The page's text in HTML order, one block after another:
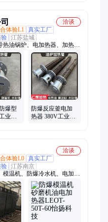
洽谈
体验L1 真实工厂
江苏盐城
热油锅炉、电加热器、加热
导热油加热器、模温机、空气
压缩空气加热器、加热包、电
、流体电加热器、防爆加热
热器、电加热炉、有机热载
爆型
业用
防爆反应釜电加
热器 380V工业级
洽谈
体验L0 真实工厂
江苏南京
温机、防爆冷水机、电加热
冻机、风冷式冷水机、风冷
水冷式冷水机、油温机、恒
温恒湿空调、蒸发冷空调、